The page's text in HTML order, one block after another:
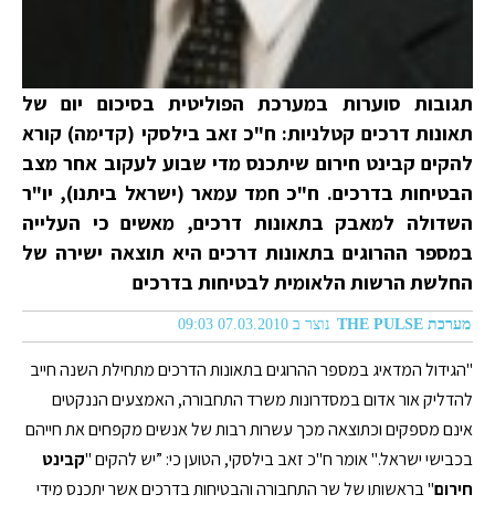
תגובות סוערות במערכת הפוליטית בסיכום יום של
תאונות דרכים קטלניות: ח"כ זאב בילסקי (קדימה) קורא
להקים קבינט חירום שיתכנס מדי שבוע לעקוב אחר מצב
הבטיחות בדרכים. ח"כ חמד עמאר (ישראל ביתנו), יו"ר
השדולה למאבק בתאונות דרכים, מאשים כי העלייה
במספר ההרוגים בתאונות דרכים היא תוצאה ישירה של
החלשת הרשות הלאומית לבטיחות בדרכים
מערכת THE PULSE נוצר ב 07.03.2010 09:03
"הגידול המדאיג במספר ההרוגים בתאונות הדרכים מתחילת השנה חייב
להדליק אור אדום במסדרונות משרד התחבורה, האמצעים הננקטים
אינם מספקים וכתוצאה מכך עשרות רבות של אנשים מקפחים את חייהם
בכבישי ישראל." אומר ח"כ זאב בילסקי, הטוען כי: ”יש להקים "קבינט
חירום" בראשותו של שר התחבורה והבטיחות בדרכים אשר יתכנס מידי